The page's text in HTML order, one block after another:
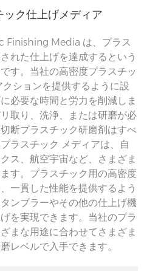
ク仕上げメディア
Finishing Media は、プラス
れた仕上げを達成するという
す。当社の高密度プラスチッ
ションを提供するように設
必要な時間と労力を削減しま
取り、洗浄、または研磨が必
断プラスチック研磨剤はすべ
ラスチック メディアは、自
ス、航空宇宙など、さまざま
す。プラスチック用の高密度
一貫した性能を提供するよう
ンブラーやその他の仕上げ機
を実現できます。当社のプラ
まな用途に合わせてさまざま
レベルで入手できます。